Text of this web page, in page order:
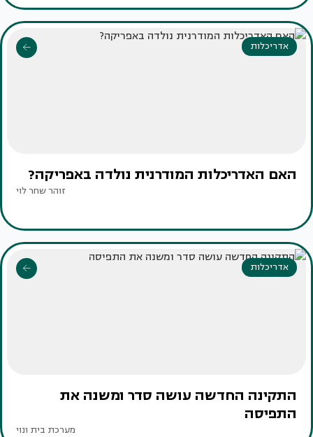
אדריכלות
האם האדריכלות המודרנית נולדה באפריקה?
זוהר שחר לוי
אדריכלות
התקינה החדשה עושה סדר ומשנה את
התפיסה
מערכת בית ונוי